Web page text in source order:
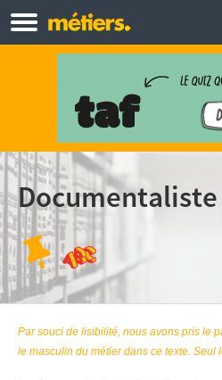
Documentaliste
Par souci de lisibilité, nous avons pris le
le masculin du métier dans ce texte. Seul